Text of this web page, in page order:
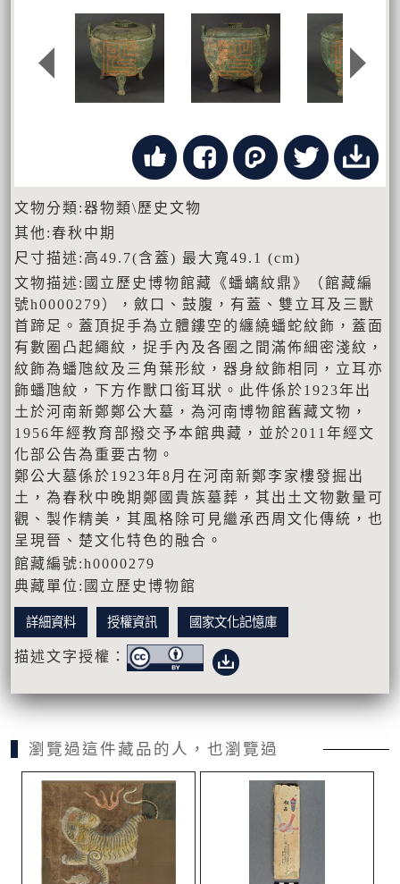
文物分類:器物類\歷史文物
其他:春秋中期
尺寸描述:高49.7(含蓋) 最大寬49.1 (cm)
文物描述:國立歷史博物館藏《蟠螭紋鼎》（館藏編
號h0000279），斂口、鼓腹，有蓋、雙立耳及三獸
首蹄足。蓋頂捉手為立體鏤空的纏繞蟠蛇紋飾，蓋面
有數圈凸起繩紋，捉手內及各圈之間滿佈細密淺紋，
紋飾為蟠虺紋及三角葉形紋，器身紋飾相同，立耳亦
飾蟠虺紋，下方作獸口銜耳狀。此件係於1923年出
土於河南新鄭鄭公大墓，為河南博物館舊藏文物，
1956年經教育部撥交予本館典藏，並於2011年經文
化部公告為重要古物。
鄭公大墓係於1923年8月在河南新鄭李家樓發掘出
土，為春秋中晚期鄭國貴族墓葬，其出土文物數量可
觀、製作精美，其風格除可見繼承西周文化傳統，也
呈現晉、楚文化特色的融合。
館藏編號:h0000279
典藏單位:國立歷史博物館
詳細資料 授權資訊 國家文化記憶庫
描述文字授權：
瀏覽過這件藏品的人，也瀏覽過